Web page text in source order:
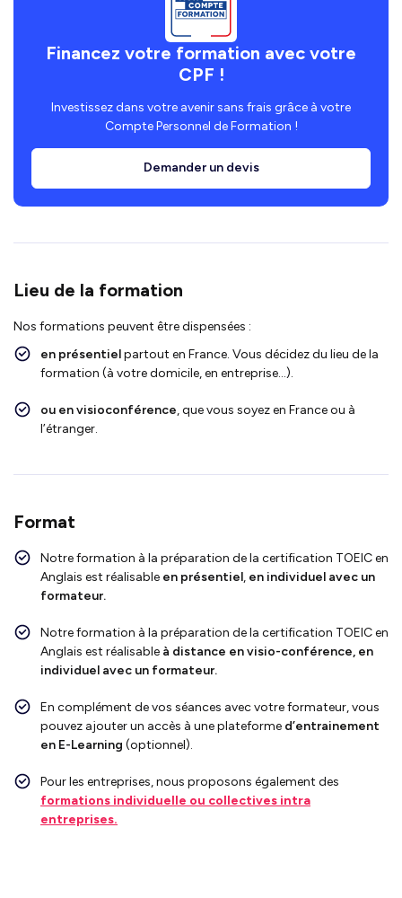
Financez votre formation avec votre
CPF !
Investissez dans votre avenir sans frais grâce à votre
Compte Personnel de Formation !
Demander un devis
Lieu de la formation
Nos formations peuvent être dispensées :
en présentielpartout en France. Vous décidez du lieu de la
formation (à votre domicile, en entreprise…).
ou en visioconférence, que vous soyez en France ou à
l’étranger.
Format
Notre formation à la préparation de la certification TOEIC en
Anglais est réalisable en présentiel, en individuel avec un
formateur.
Notre formation à la préparation de la certification TOEIC en
Anglais est réalisable à distance en visio-conférence, en
individuel avec un formateur.
En complément de vos séances avec votre formateur, vous
pouvez ajouter un accès à une plateforme d’entrainement
en E-Learning (optionnel).
Pour les entreprises, nous proposons également des
formations individuelle ou collectives intra
entreprises.